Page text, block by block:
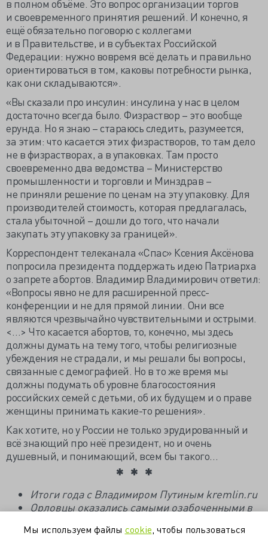
в полном объёме. Это вопрос организации торгов
и своевременного принятия решений. И конечно, я
ещё обязательно поговорю с коллегами
и в Правительстве, и в субъектах Российской
Федерации: нужно вовремя всё делать и правильно
ориентироваться в том, каковы потребности рынка,
как они складываются».
«Вы сказали про инсулин: инсулина у нас в целом
достаточно всегда было. Физраствор – это вообще
ерунда. Но я знаю – стараюсь следить, разумеется,
за этим: что касается этих физрастворов, то там дело
не в физрастворах, а в упаковках. Там просто
своевременно два ведомства – Министерство
промышленности и торговли и Минздрав –
не приняли решение по ценам на эту упаковку. Для
производителей стоимость, которая предлагалась,
стала убыточной – дошли до того, что начали
закупать эту упаковку за границей».
Корреспондент телеканала «Спас» Ксения Аксёнова
попросила президента поддержать идею Патриарха
о запрете абортов. Владимир Владимирович ответил:
«Вопросы явно не для расширенной пресс-
конференции и не для прямой линии. Они все
являются чрезвычайно чувствительными и острыми.
<…> Что касается абортов, то, конечно, мы здесь
должны думать на тему того, чтобы религиозные
убеждения не страдали, и мы решали бы вопросы,
связанные с демографией. Но в то же время мы
должны подумать об уровне благосостояния
российских семей с детьми, об их будущем и о праве
женщины принимать какие-то решения».
Как хотите, но у России не только эрудированный и
всё знающий про неё президент, но и очень
душевный, и понимающий, всем бы такого…
Итоги года с Владимиром Путиным kremlin.ru
Орловцы оказались самыми озабоченными в
Мы используем файлы cookie , чтобы пользоваться